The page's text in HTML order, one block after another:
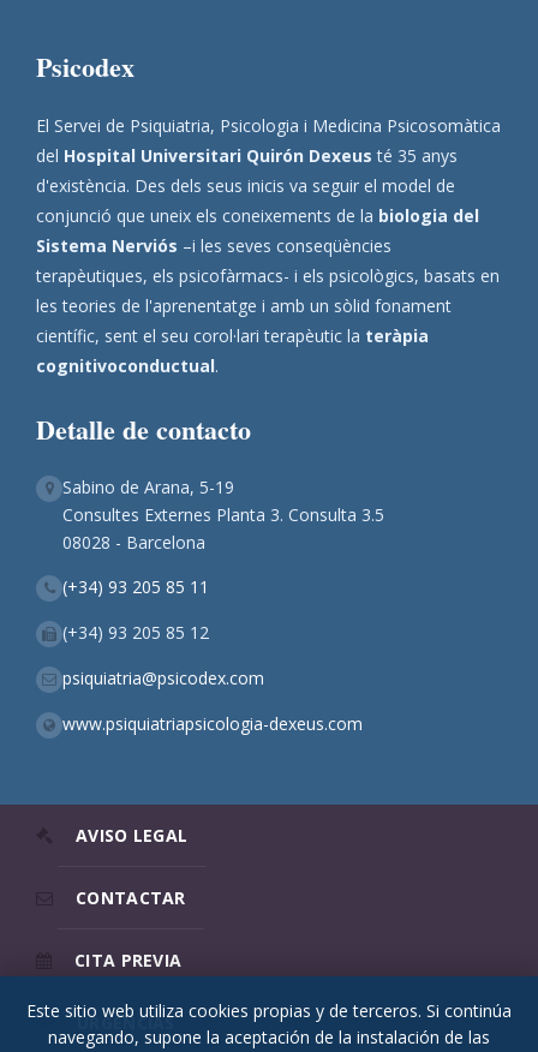
Psicodex
El Servei de Psiquiatria, Psicologia i Medicina Psicosomàtica
del Hospital Universitari Quirón Dexeus té 35 anys
d'existència. Des dels seus inicis va seguir el model de
conjunció que uneix els coneixements de la biologia del
Sistema Nerviós –i les seves conseqüències
terapèutiques, els psicofàrmacs- i els psicològics, basats en
les teories de l'aprenentatge i amb un sòlid fonament
científic, sent el seu corol·lari terapèutic la teràpia
cognitivoconductual.
Detalle de contacto
Sabino de Arana, 5-19
Consultes Externes Planta 3. Consulta 3.5
08028 - Barcelona
(+34) 93 205 85 11
(+34) 93 205 85 12
psiquiatria@psicodex.com
www.psiquiatriapsicologia-dexeus.com
AVISO LEGAL
CONTACTAR
CITA PREVIA
URGENCIAS
Este sitio web utiliza cookies propias y de terceros. Si continúa
navegando, supone la aceptación de la instalación de las